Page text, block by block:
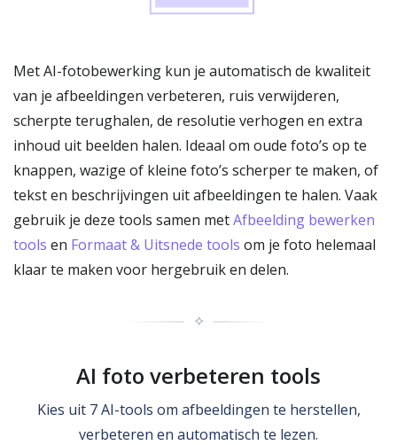
Met AI-fotobewerking kun je automatisch de kwaliteit
van je afbeeldingen verbeteren, ruis verwijderen,
scherpte terughalen, de resolutie verhogen en extra
inhoud uit beelden halen. Ideaal om oude foto’s op te
knappen, wazige of kleine foto’s scherper te maken, of
tekst en beschrijvingen uit afbeeldingen te halen. Vaak
gebruik je deze tools samen metAfbeelding bewerken
tools en Formaat & Uitsnede tools om je foto helemaal
klaar te maken voor hergebruik en delen.
✧
AI foto verbeteren tools
Kies uit 7 AI-tools om afbeeldingen te herstellen,
verbeteren en automatisch te lezen.